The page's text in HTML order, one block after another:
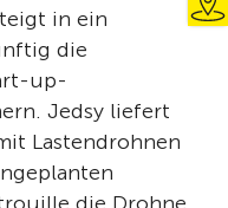
in ein
die
up-
Jedsy liefert
Lastendrohnen